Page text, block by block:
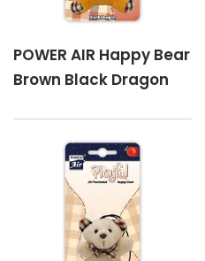
POWER AIR Happy Bear
Brown Black Dragon